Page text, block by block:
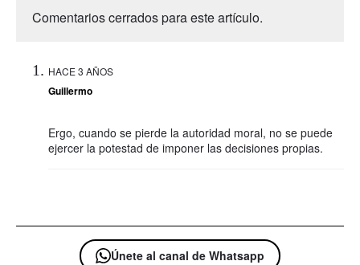
Comentarios cerrados para este artículo.
HACE 3 AÑOS
Guillermo
Ergo, cuando se pierde la autoridad moral, no se puede
ejercer la potestad de imponer las decisiones propias.
Únete al canal de Whatsapp